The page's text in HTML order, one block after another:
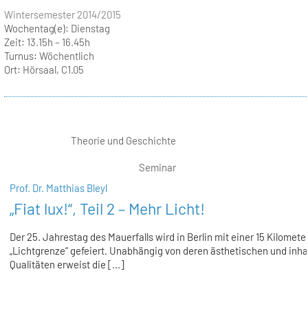
Wintersemester 2014/2015
Wochentag(e): Dienstag
Zeit: 13.15h – 16.45h
Turnus: Wöchentlich
Ort: Hörsaal, C1.05
Theorie und Geschichte
Seminar
Prof. Dr. Matthias Bleyl
„Fiat lux!“, Teil 2 – Mehr Licht!
Der 25. Jahrestag des Mauerfalls wird in Berlin mit einer 15
„Lichtgrenze“ gefeiert. Unabhängig von deren ästhetischen und
Qualitäten erweist die [...]